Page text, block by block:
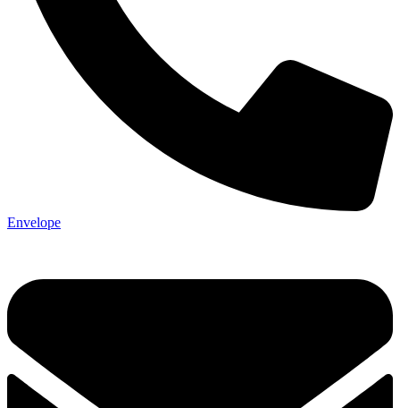
Envelope